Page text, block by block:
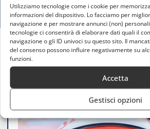
Utilizziamo tecnologie come i cookie per
informazioni del dispositivo. Lo facciamo per
navigazione e per mostrare annunci (non)
tecnologie ci consentirà di elaborare dati quali il
navigazione o gli ID univoci su questo sito. Il
del consenso possono influire negativamente su
funzioni.
Accetta
Gestisci opzioni
Home
Il testamento di Giorgio Armani e il
dell’Olimpia Milano nella sua eredità